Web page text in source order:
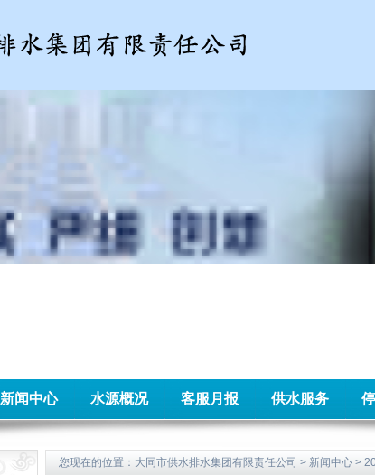
新闻中心 水源概况 客服月报 供水服务
您现在的位置： 大同市供水排水集团有限责任公司 > 新闻中心 >